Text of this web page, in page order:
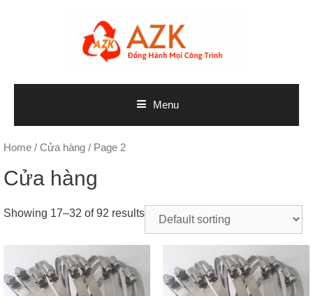
Menu
Home / Cửa hàng / Page 2
Cửa hàng
Showing 17–32 of 92 results